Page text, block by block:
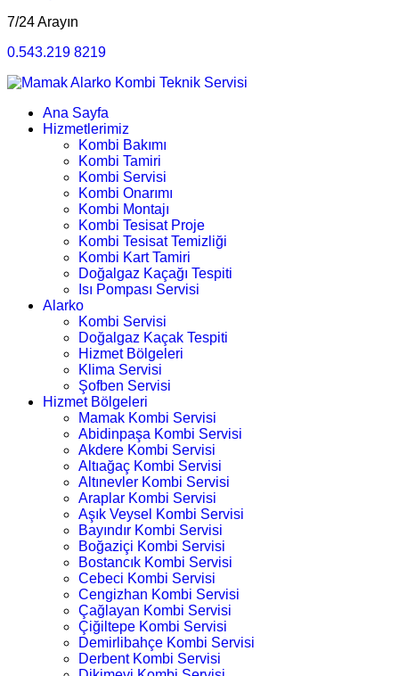
7/24 Arayın
0.543.219 8219
Ana Sayfa
Hizmetlerimiz
Kombi Bakımı
Kombi Tamiri
Kombi Servisi
Kombi Onarımı
Kombi Montajı
Kombi Tesisat Proje
Kombi Tesisat Temizliği
Kombi Kart Tamiri
Doğalgaz Kaçağı Tespiti
Isı Pompası Servisi
Alarko
Kombi Servisi
Doğalgaz Kaçak Tespiti
Hizmet Bölgeleri
Klima Servisi
Şofben Servisi
Hizmet Bölgeleri
Mamak Kombi Servisi
Abidinpaşa Kombi Servisi
Akdere Kombi Servisi
Altıağaç Kombi Servisi
Altınevler Kombi Servisi
Araplar Kombi Servisi
Aşık Veysel Kombi Servisi
Bayındır Kombi Servisi
Boğaziçi Kombi Servisi
Bostancık Kombi Servisi
Cebeci Kombi Servisi
Cengizhan Kombi Servisi
Çağlayan Kombi Servisi
Çiğiltepe Kombi Servisi
Demirlibahçe Kombi Servisi
Derbent Kombi Servisi